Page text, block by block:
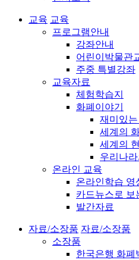
교육 교육
프로그램안내
강좌안내
어린이박물관
주중 특별강좌
교육자료
체험학습지
화폐이야기
재미있는
세계의
세계의
우리나라
온라인 교육
온라인학습 영
카드뉴스로 보
발간자료
자료/소장품 자료/소장품
소장품
한국은행 화폐